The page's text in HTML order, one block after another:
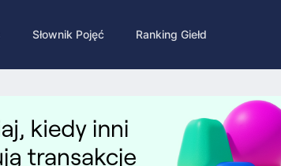
Słownik Pojęć Ranking Giełd